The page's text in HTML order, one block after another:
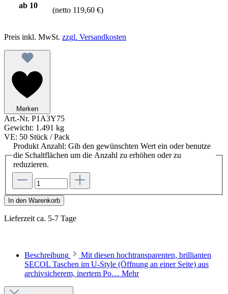
ab 10
(netto 119,60 €)
Preis inkl. MwSt. zzgl. Versandkosten
Merken
Art.-Nr. P1A3Y75
Gewicht: 1.491 kg
VE: 50 Stück / Pack
Produkt Anzahl: Gib den gewünschten Wert ein oder benutze
die Schaltflächen um die Anzahl zu erhöhen oder zu
reduzieren.
In den Warenkorb
Lieferzeit ca. 5-7 Tage
Beschreibung
Mit diesen hochtransparenten, brillianten
SECOL Taschen im U-Style (Öffnung an einer Seite) aus
archivsicherem, inertem Po… Mehr